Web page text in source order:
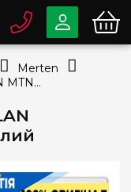
33-63-07
79-78
Telegram
Merten
Рамка 1-а Merten M-PLAN MTN515119 полярно-білий